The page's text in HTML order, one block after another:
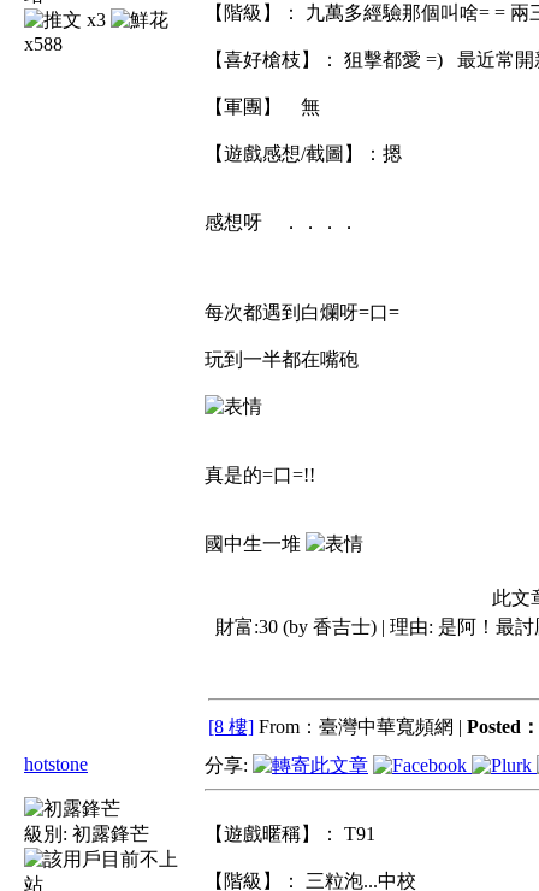
x3
x588
【階級】： 九萬多經驗那個叫啥= =
【喜好槍枝】： 狙擊都愛 =) 最近常開
【軍團】 無
【遊戲感想/截圖】：摁
感想呀 ．．．．
每次都遇到白爛呀=口=
玩到一半都在嘴砲
真是的=口=!!
國中生一堆
此文
財富:30 (by 香吉士) | 理由: 是阿！最
[8 樓] From：臺灣中華寬頻網 | Posted：
hotstone
級別: 初露鋒芒
分享:
【遊戲暱稱】： T91
【階級】： 三粒泡...中校